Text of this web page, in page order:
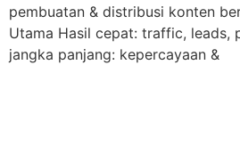
pembuatan & distribusi konten
Utama Hasil cepat: traffic, leads,
jangka panjang: kepercayaan &